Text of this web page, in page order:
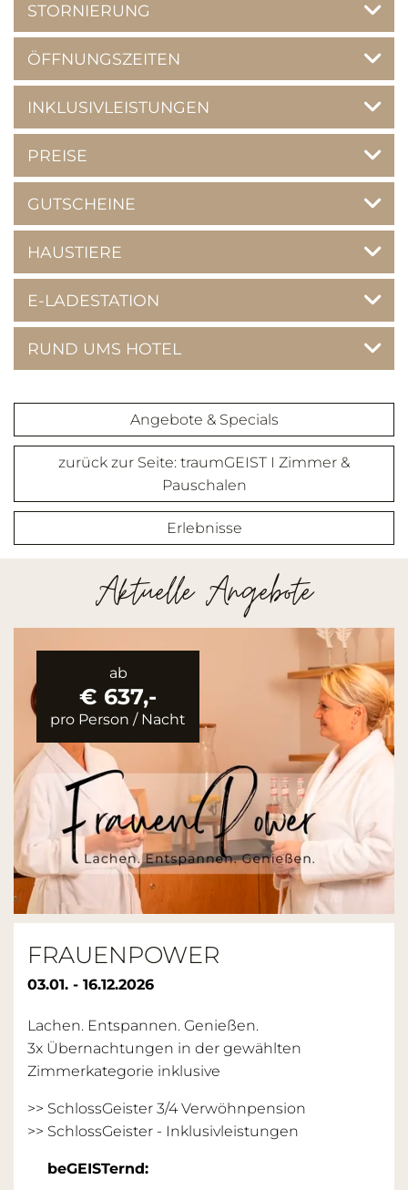
STORNIERUNG
ÖFFNUNGSZEITEN
INKLUSIVLEISTUNGEN
PREISE
GUTSCHEINE
HAUSTIERE
E-LADESTATION
RUND UMS HOTEL
Angebote & Specials
zurück zur Seite: traumGEIST I Zimmer &
Pauschalen
Erlebnisse
Aktuelle Angebote
FRAUENPOWER
03.01. - 16.12.2026
Lachen. Entspannen. Genießen.
3x Übernachtungen in der gewählten
Zimmerkategorie inklusive
>> SchlossGeister 3/4 Verwöhnpension
>> SchlossGeister - Inklusivleistungen
beGEISTernd:
ab
€ 637,-
pro Person / Nacht